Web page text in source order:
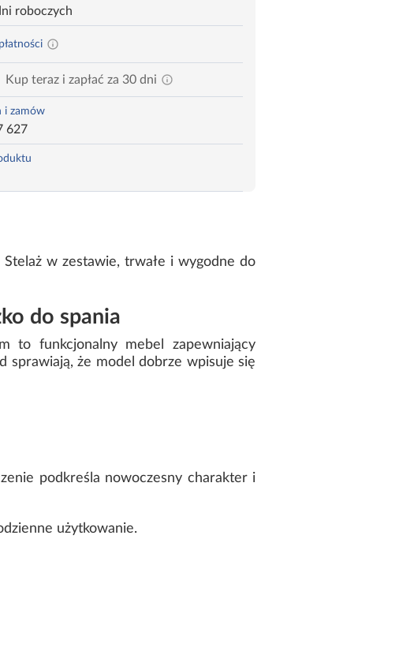
roboczych
Kup teraz i zapłać za 30 dni
i zamów
627
w zestawie, trwałe i wygodne do
do spania
to funkcjonalny mebel zapewniający
sprawiają, że model dobrze wpisuje się
podkreśla nowoczesny charakter i
użytkowanie.